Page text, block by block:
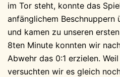
im Tor steht, konnte das
anfänglichem Beschnuppern
und kamen zu unseren
8ten Minute konnten wir
Abwehr das 0:1 erzielen.
versuchten wir es gleich